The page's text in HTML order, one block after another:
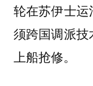
轮在苏伊士
须跨国调派技
上船抢修。